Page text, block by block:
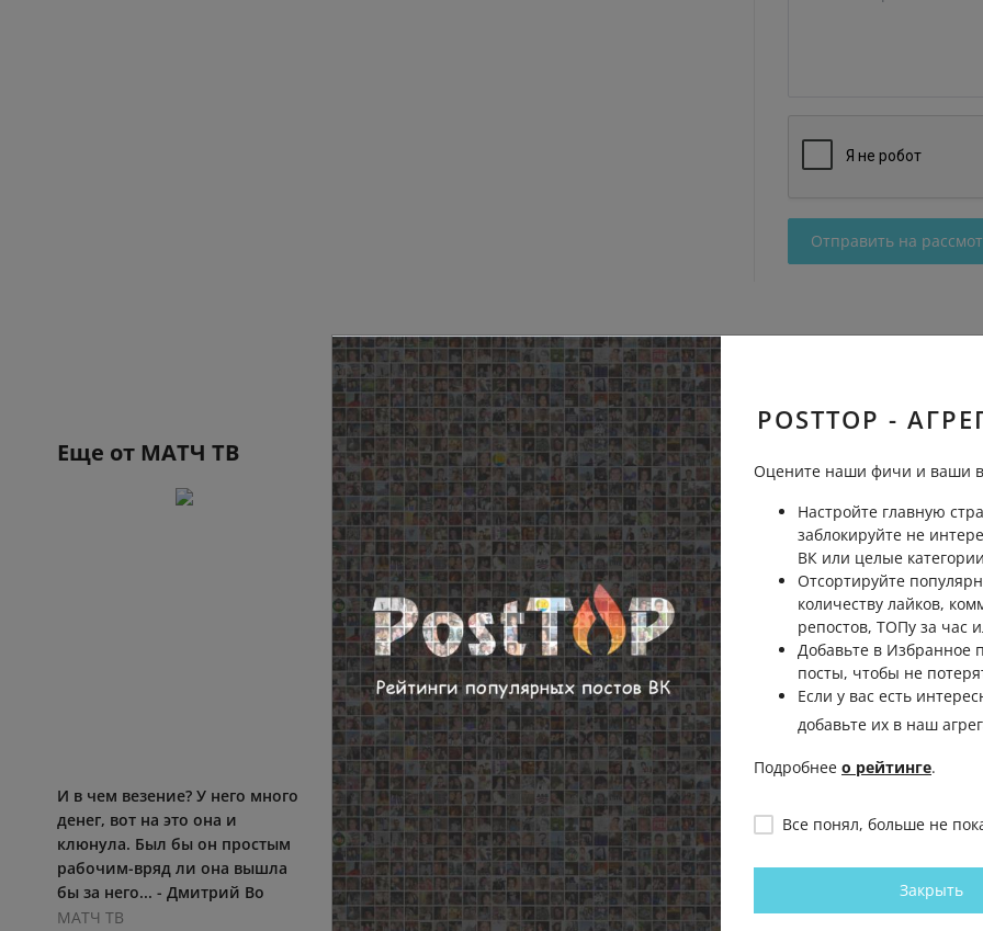
Отправить на
Еще от МАТЧ ТВ
И в чем везение? У него много
денег, вот на это она и
клюнула. Был бы он простым
рабочим-вряд ли она вышла
бы за него... - Дмитрий Во
МАТЧ ТВ
типы после отдыха вышли
мячик попинать на расслабоне,
а их уже хейтят.. - Александр
Морозов
МАТЧ ТВ
81.8К 0.5К 38 109
Вся суть клуба падальщика -
Руслан Антонов
МАТЧ ТВ
42.8К 0.3К 48 43
декабря
курсовые
Дмитрий
МАТЧ ТВ
POSTTOP -
Оцените наши фичи и ваши
Настройте главную
заблокируйте не
ВК или целые
Отсортируйте
количеству лайков,
репостов, ТОПу за час
Добавьте в Избранное
посты, чтобы не
Если у вас есть
добавьте их в наш
Подробнее о рейтинге.
Все понял, больше не
Закрыть